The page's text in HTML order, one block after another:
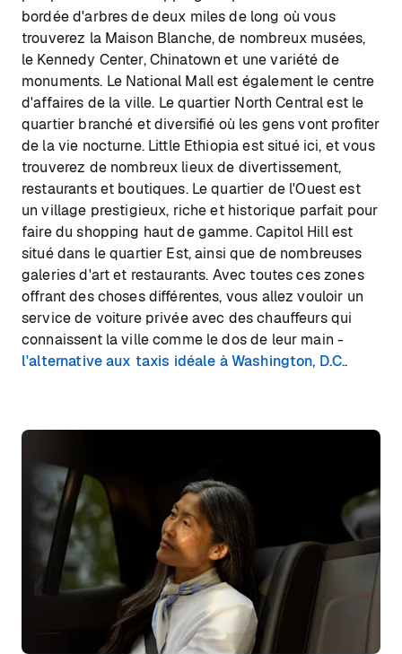
bordée d'arbres de deux miles de long où vous
trouverez la Maison Blanche, de nombreux musées,
le Kennedy Center, Chinatown et une variété de
monuments. Le National Mall est également le centre
d'affaires de la ville. Le quartier North Central est le
quartier branché et diversifié où les gens vont profiter
de la vie nocturne. Little Ethiopia est situé ici, et vous
trouverez de nombreux lieux de divertissement,
restaurants et boutiques. Le quartier de l'Ouest est
un village prestigieux, riche et historique parfait pour
faire du shopping haut de gamme. Capitol Hill est
situé dans le quartier Est, ainsi que de nombreuses
galeries d'art et restaurants. Avec toutes ces zones
offrant des choses différentes, vous allez vouloir un
service de voiture privée avec des chauffeurs qui
connaissent la ville comme le dos de leur main -
l'alternative aux taxis idéale à Washington, D.C..